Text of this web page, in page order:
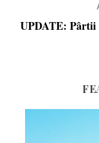
UPDATE: Pârtii